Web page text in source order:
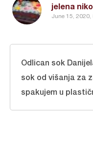
jelena
June 15, 2020,
Odlican sok
sok od višanja za
spakujem u